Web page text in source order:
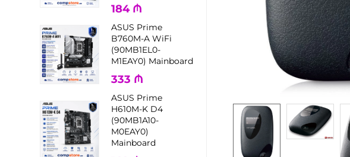
184 ₼
ASUS Prime
B760M-A WiFi
(90MB1EL0-
M1EAY0) Mainboard
333 ₼
ASUS Prime
H610M-K D4
(90MB1A10-
M0EAY0)
Mainboard